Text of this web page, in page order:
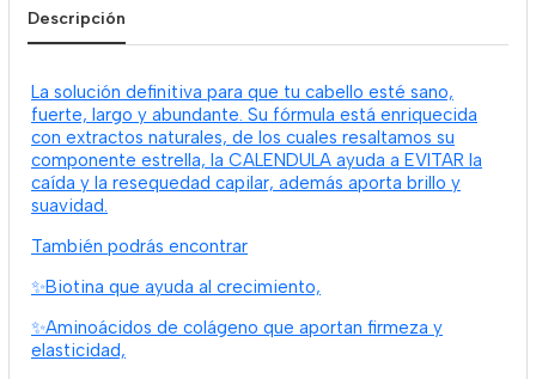
Descripción
La solución definitiva para que tu cabello esté sano,
fuerte, largo y abundante. Su fórmula está enriquecida
con extractos naturales, de los cuales resaltamos su
componente estrella, la CALENDULA ayuda a EVITAR la
caída y la resequedad capilar, además aporta brillo y
suavidad.
También podrás encontrar
✨Biotina que ayuda al crecimiento,
✨Aminoácidos de colágeno que aportan firmeza y
elasticidad,